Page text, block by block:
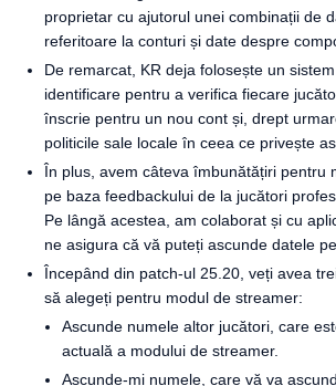
proprietar cu ajutorul unei combinații de
referitoare la conturi și date despre
De remarcat, KR deja folosește un
identificare pentru a verifica fiecare
înscrie pentru un nou cont și, drept
politicile sale locale în ceea ce privește
În plus, avem câteva îmbunătățiri pentru
pe baza feedbackului de la jucători
Pe lângă acestea, am colaborat și cu
ne asigura că vă puteți ascunde datele
Începând din patch-ul 25.20, veți avea
să alegeți pentru modul de streamer:
Ascunde numele altor jucători, care
actuală a modului de streamer.
Ascunde-mi numele, care vă va